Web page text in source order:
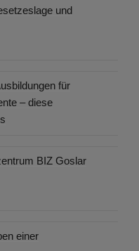
und
für
– diese
BIZ Goslar
einer